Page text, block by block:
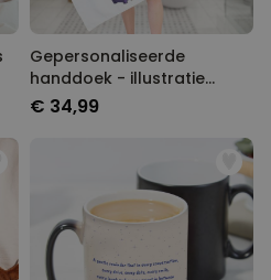
Gepersonaliseerde
handdoek - illustratie
cartoon familie
€ 34,99